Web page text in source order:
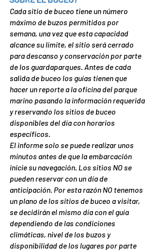
Cada sitio de buceo tiene un número
máximo de buzos permitidos por
semana, una vez que esta capacidad
alcance su límite, el sitio será cerrado
para descanso y conservación por parte
de los guardaparques. Antes de cada
salida de buceo los guías tienen que
hacer un reporte a la oficina del parque
marino pasando la información requerida
y reservando los sitios de buceo
disponibles del día con horarios
específicos.
El informe solo se puede realizar unos
minutos antes de que la embarcación
inicie su navegación. Los sitios NO se
pueden reservar con un día de
anticipación. Por esta razón NO tenemos
un plano de los sitios de buceo a visitar,
se decidirán el mismo día con el guía
dependiendo de las condiciones
climáticas, nivel de los buzos y
disponibilidad de los lugares por parte